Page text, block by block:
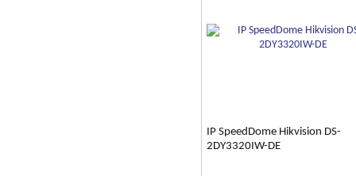
IP SpeedDome Hikvision DS-
2DY3320IW-DE